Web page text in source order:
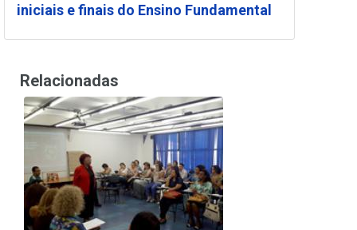
iniciais e finais do Ensino Fundamental
Relacionadas